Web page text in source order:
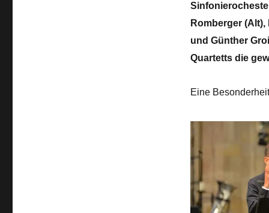
Romberger
und Günther
Quartetts die
Eine